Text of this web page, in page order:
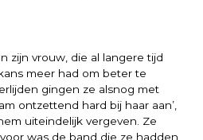
zijn vrouw, die al langere tijd
meer had om beter te
gingen ze alsnog met
ontzettend hard bij haar aan’,
uiteindelijk vergeven. Ze
was de band die ze hadden